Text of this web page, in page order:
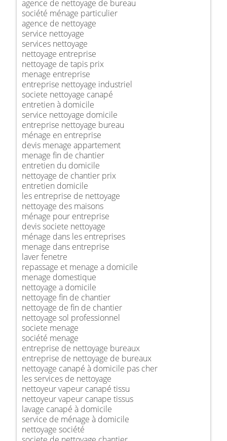
agence de nettoyage de bureau
société ménage particulier
agence de nettoyage
service nettoyage
services nettoyage
nettoyage entreprise
nettoyage de tapis prix
menage entreprise
entreprise nettoyage industriel
societe nettoyage canapé
entretien à domicile
service nettoyage domicile
entreprise nettoyage bureau
ménage en entreprise
devis menage appartement
menage fin de chantier
entretien du domicile
nettoyage de chantier prix
entretien domicile
les entreprise de nettoyage
nettoyage des maisons
ménage pour entreprise
devis societe nettoyage
ménage dans les entreprises
menage dans entreprise
laver fenetre
repassage et menage a domicile
menage domestique
nettoyage a domicile
nettoyage fin de chantier
nettoyage de fin de chantier
nettoyage sol professionnel
societe menage
société menage
entreprise de nettoyage bureaux
entreprise de nettoyage de bureaux
nettoyage canapé à domicile pas cher
les services de nettoyage
nettoyeur vapeur canapé tissu
nettoyeur vapeur canape tissus
lavage canapé à domicile
service de ménage à domicile
nettoyage société